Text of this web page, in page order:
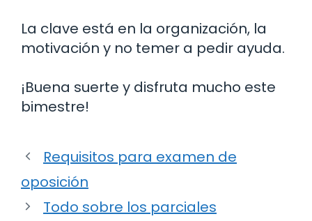
La clave está en la organización, la
motivación y no temer a pedir ayuda.
¡Buena suerte y disfruta mucho este
bimestre!
Requisitos para examen de
oposición
Todo sobre los parciales